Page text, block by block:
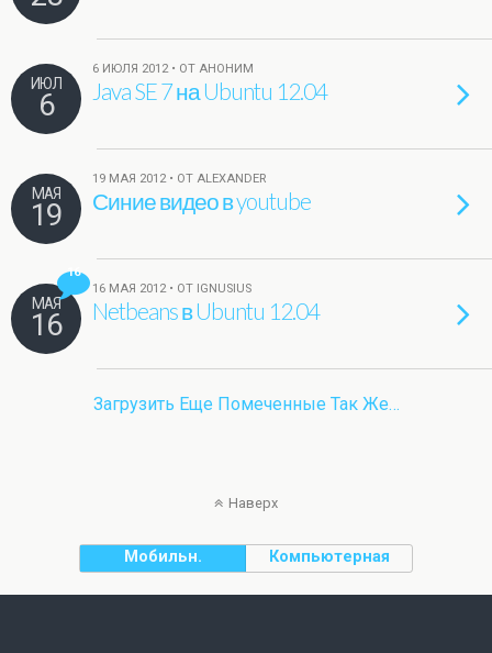
ИЮЛ
6
6 ИЮЛЯ 2012 • ОТ АНОНИМ
Java SE 7 на Ubuntu 12.04
МАЯ
19
19 МАЯ 2012 • ОТ ALEXANDER
Синие видео в youtube
16
МАЯ
16
16 МАЯ 2012 • ОТ IGNUSIUS
Netbeans в Ubuntu 12.04
Загрузить Еще Помеченные Так Же…
Наверх
Мобильн. Компьютерная